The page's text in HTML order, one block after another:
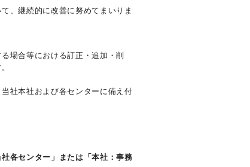
、継続的に改善に努めてまいりま
場合等における訂正・追加・削
社本社および各センターに備え付
各センター」または「本社：事務